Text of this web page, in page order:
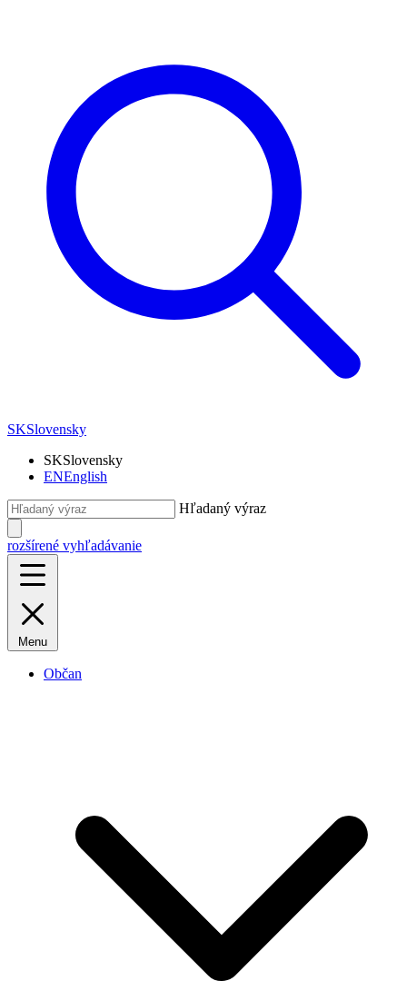
SKSlovensky
SKSlovensky
ENEnglish
Hľadaný výraz
rozšírené vyhľadávanie
Menu
Občan